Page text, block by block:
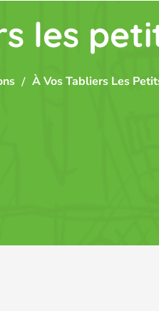
les
À Vos Tabliers Les